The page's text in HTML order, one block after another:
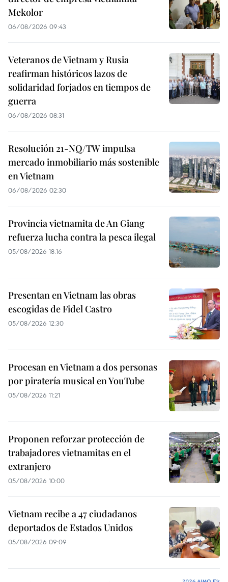
Mekolor
06/08/2026 09:43
Veteranos de Vietnam y Rusia
reafirman históricos lazos de
solidaridad forjados en tiempos de
guerra
06/08/2026 08:31
Resolución 21-NQ/TW impulsa
mercado inmobiliario más sostenible
en Vietnam
06/08/2026 02:30
Provincia vietnamita de An Giang
refuerza lucha contra la pesca ilegal
05/08/2026 18:16
Presentan en Vietnam las obras
escogidas de Fidel Castro
05/08/2026 12:30
Procesan en Vietnam a dos personas
por piratería musical en YouTube
05/08/2026 11:21
Proponen reforzar protección de
trabajadores vietnamitas en el
extranjero
05/08/2026 10:00
Vietnam recibe a 47 ciudadanos
deportados de Estados Unidos
05/08/2026 09:09